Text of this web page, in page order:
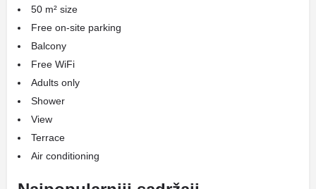
50 m² size
Free on-site parking
Balcony
Free WiFi
Adults only
Shower
View
Terrace
Air conditioning